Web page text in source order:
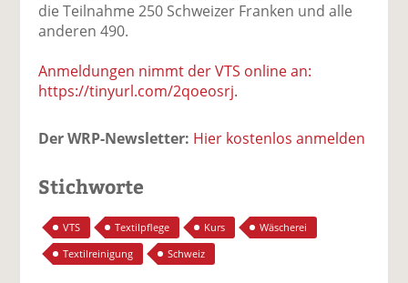
die Teilnahme 250 Schweizer Franken und alle
anderen 490.
Anmeldungen nimmt der VTS online an:
https://tinyurl.com/2qoeosrj.
Der WRP-Newsletter: Hier kostenlos anmelden
Stichworte
VTS Textilpflege Kurs
Wäscherei
Textilreinigung
Schweiz